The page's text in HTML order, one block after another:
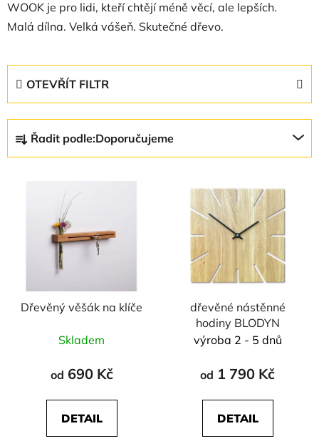
WOOK je pro lidi, kteří chtějí méně věcí, ale lepších.
Malá dílna. Velká vášeň. Skutečné dřevo.
OTEVŘÍT FILTR
a
z
Řadit podle:Doporučujeme
Dřevěný věšák na klíče
Skladem
od 690 Kč
DETAIL
dřevěné nástěnné
hodiny BLODYN
výroba 2 - 5 dnů
od 1 790 Kč
DETAIL